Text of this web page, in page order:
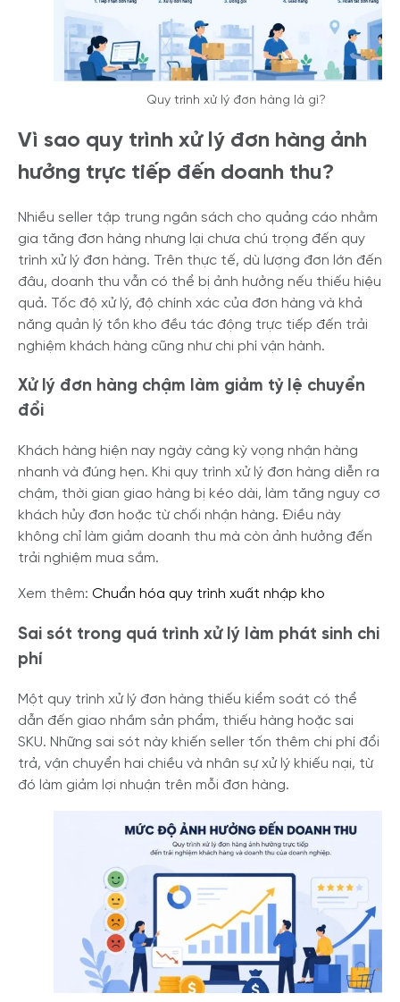
Quy trình xử lý đơn hàng là gì?
Vì sao quy trình xử lý đơn hàng ảnh
hưởng trực tiếp đến doanh thu?
Nhiều seller tập trung ngân sách cho quảng cáo nhằm
gia tăng đơn hàng nhưng lại chưa chú trọng đến quy
trình xử lý đơn hàng. Trên thực tế, dù lượng đơn lớn đến
đâu, doanh thu vẫn có thể bị ảnh hưởng nếu thiếu hiệu
quả. Tốc độ xử lý, độ chính xác của đơn hàng và khả
năng quản lý tồn kho đều tác động trực tiếp đến trải
nghiệm khách hàng cũng như chi phí vận hành.
Xử lý đơn hàng chậm làm giảm tỷ lệ chuyển
đổi
Khách hàng hiện nay ngày càng kỳ vọng nhận hàng
nhanh và đúng hẹn. Khi quy trình xử lý đơn hàng diễn ra
chậm, thời gian giao hàng bị kéo dài, làm tăng nguy cơ
khách hủy đơn hoặc từ chối nhận hàng. Điều này
không chỉ làm giảm doanh thu mà còn ảnh hưởng đến
trải nghiệm mua sắm.
Xem thêm: Chuẩn hóa quy trình xuất nhập kho
Sai sót trong quá trình xử lý làm phát sinh chi
phí
Một quy trình xử lý đơn hàng thiếu kiểm soát có thể
dẫn đến giao nhầm sản phẩm, thiếu hàng hoặc sai
SKU. Những sai sót này khiến seller tốn thêm chi phí đổi
trả, vận chuyển hai chiều và nhân sự xử lý khiếu nại, từ
đó làm giảm lợi nhuận trên mỗi đơn hàng.